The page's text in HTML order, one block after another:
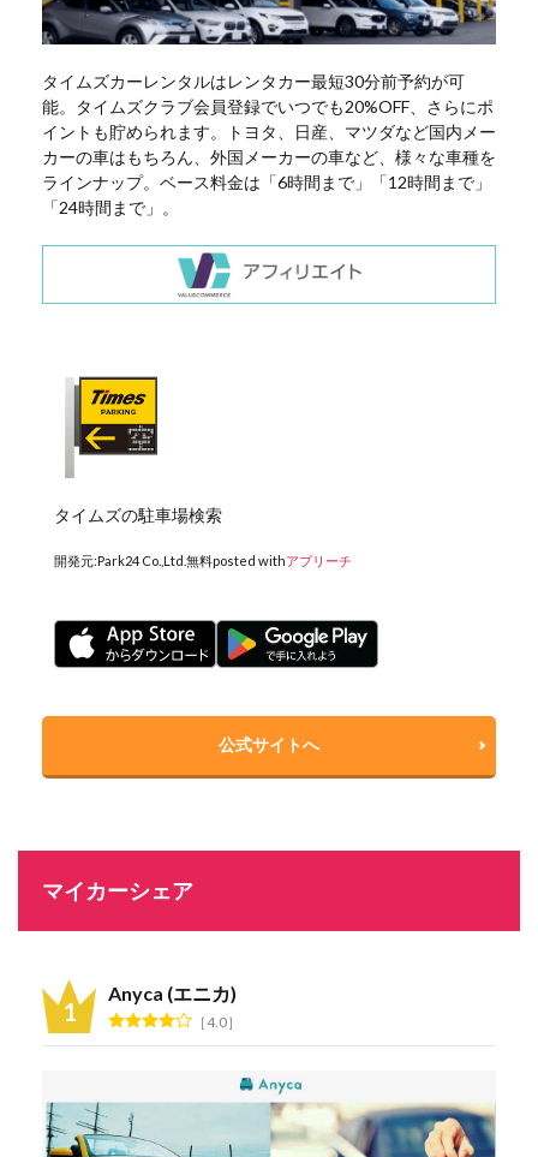
タイムズカーレンタルはレンタカー最短30分前予約が可
能。タイムズクラブ会員登録でいつでも20%OFF、さらにポ
イントも貯められます。トヨタ、日産、マツダなど国内メー
カーの車はもちろん、外国メーカーの車など、様々な車種を
ラインナップ。ベース料金は「6時間まで」「12時間まで」
「24時間まで」。
タイムズの駐車場検索
開発元:Park24 Co.,Ltd. 無料posted withアプリーチ
公式サイトへ
マイカーシェア
Anyca (エニカ)
4.0